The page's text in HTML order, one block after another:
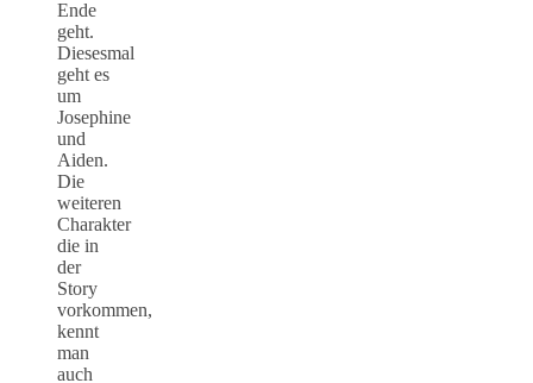
Ende
geht.
Diesesmal
geht es
um
Josephine
und
Aiden.
Die
weiteren
Charakter
die in
der
Story
vorkommen,
kennt
man
auch